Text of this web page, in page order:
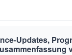
Updates,